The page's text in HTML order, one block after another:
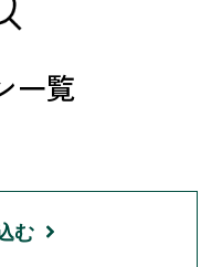
一覧
む